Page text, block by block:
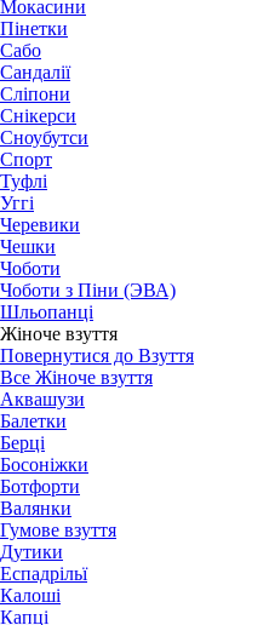
Мокасини
Пінетки
Сабо
Сандалії
Сліпони
Снікерси
Сноубутси
Спорт
Туфлі
Уггі
Черевики
Чешки
Чоботи
Чоботи з Піни (ЭВА)
Шльопанці
Жіноче взуття
Повернутися до Взуття
Все Жіноче взуття
Аквашузи
Балетки
Берці
Босоніжки
Ботфорти
Валянки
Гумове взуття
Дутики
Еспадрільї
Калоші
Капці